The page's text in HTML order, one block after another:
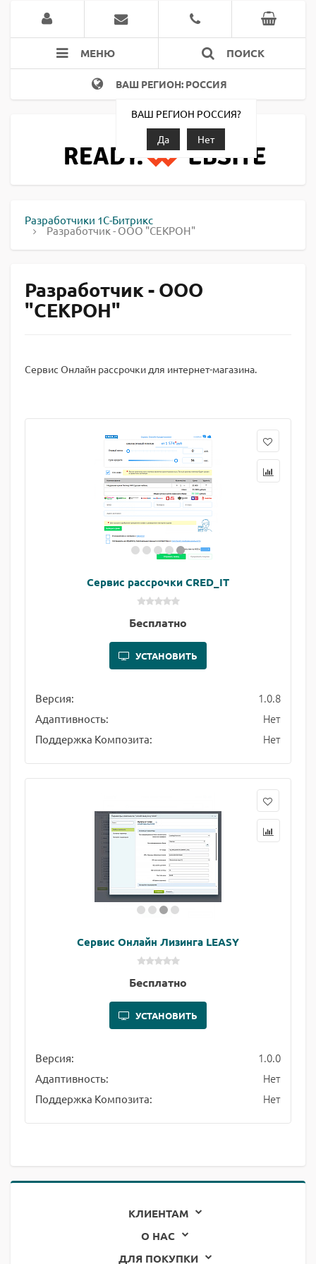
МЕНЮ ПОИСК
ВАШ РЕГИОН: РОССИЯ
ВАШ РЕГИОН РОССИЯ?
Да
Нет
Разработчики 1С-Битрикс
Разработчик - ООО "СЕКРОН"
Разработчик - ООО
"СЕКРОН"
Сервис Онлайн рассрочки для интернет-магазина.
Сервис рассрочки CRED_IT
Бесплатно
УСТАНОВИТЬ
Версия: 1.0.8
Адаптивность: Нет
Поддержка Композита: Нет
Сервис Онлайн Лизинга LEASY
Бесплатно
УСТАНОВИТЬ
Версия: 1.0.0
Адаптивность: Нет
Поддержка Композита: Нет
КЛИЕНТАМ
О НАС
ДЛЯ ПОКУПКИ